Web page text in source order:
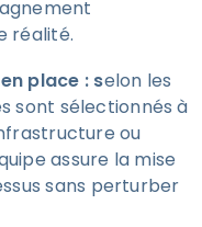
réalité.
place : selon les
sont sélectionnés à
ou
assure la mise
sans perturber